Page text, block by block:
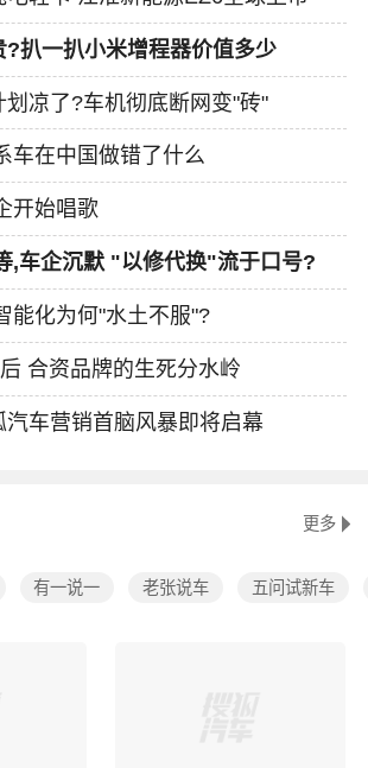
?扒一扒小米增程器价值多少
划凉了?车机彻底断网变"砖"
车在中国做错了什么
开始唱歌
,车企沉默 "以修代换"流于口号?
能化为何"水土不服"?
合资品牌的生死分水岭
汽车营销首脑风暴即将启幕
更多
有一说一 老张说车 五问试新车